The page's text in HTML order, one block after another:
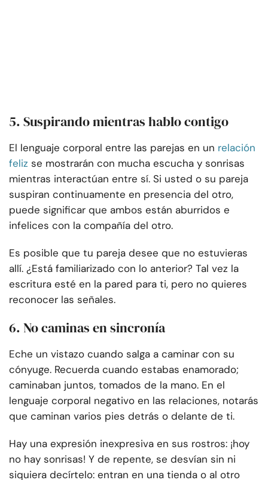
5. Suspirando mientras hablo contigo
El lenguaje corporal entre las parejas en un relación
feliz se mostrarán con mucha escucha y sonrisas
mientras interactúan entre sí. Si usted o su pareja
suspiran continuamente en presencia del otro,
puede significar que ambos están aburridos e
infelices con la compañía del otro.
Es posible que tu pareja desee que no estuvieras
allí. ¿Está familiarizado con lo anterior? Tal vez la
escritura esté en la pared para ti, pero no quieres
reconocer las señales.
6. No caminas en sincronía
Eche un vistazo cuando salga a caminar con su
cónyuge. Recuerda cuando estabas enamorado;
caminaban juntos, tomados de la mano. En el
lenguaje corporal negativo en las relaciones, notarás
que caminan varios pies detrás o delante de ti.
Hay una expresión inexpresiva en sus rostros: ¡hoy
no hay sonrisas! Y de repente, se desvían sin ni
siquiera decírtelo: entran en una tienda o al otro